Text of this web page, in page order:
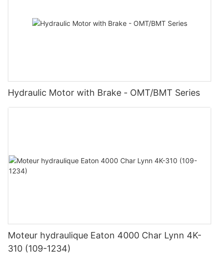
Hydraulic Motor with Brake - OMT/BMT Series
Moteur hydraulique Eaton 4000 Char Lynn 4K-
310 (109-1234)